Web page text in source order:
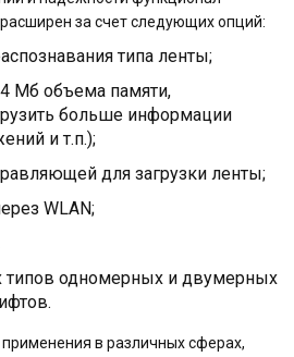
за счет следующих опций:
типа ленты;
Мб объема памяти,
больше информации
и т.п.);
для загрузки ленты;
WLAN;
типов одномерных и двумерных
в различных сферах,